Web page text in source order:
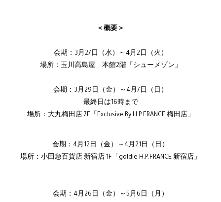
＜概要＞
会期：3月27日（水）～4月2日（火）
場所：玉川高島屋 本館2階「シューメゾン」
会期：3月29日（金）～4月7日（日）
最終日は16時まで
場所：大丸梅田店 7F「Exclusive By H.P.FRANCE 梅田店」
会期：4月12日（金）～4月21日（日）
場所：小田急百貨店 新宿店 1F「goldie H.P.FRANCE 新宿店」
会期：4月26日（金）～5月6日（月）